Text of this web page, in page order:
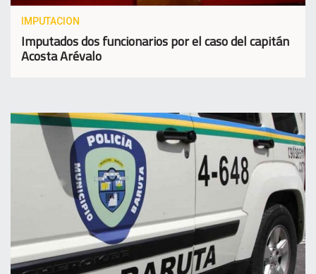
IMPUTACION
Imputados dos funcionarios por el caso del capitán
Acosta Arévalo